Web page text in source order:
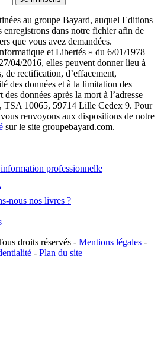
au groupe Bayard, auquel Editions
dans notre fichier afin de
que vous avez demandées.
et Libertés » du 6/01/1978
04/2016, elles peuvent donner lieu à
de rectification, d’effacement,
des données et à la limitation des
des données après la mort à l’adresse
10065, 59714 Lille Cedex 9. Pour
renvoyons aux dispositions de notre
sur le site groupebayard.com.
professionnelle
nous nos livres ?
droits réservés - Mentions légales -
- Plan du site